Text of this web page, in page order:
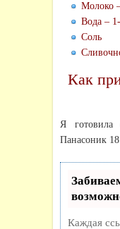
Молоко
Вода –
Соль
Как
Я готовила
Панасоник
Каждая